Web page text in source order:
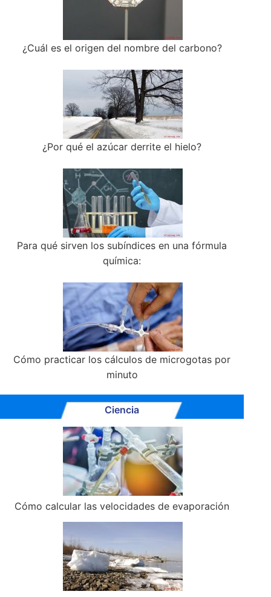
¿Cuál es el origen del nombre del carbono?
¿Por qué el azúcar derrite el hielo?
Para qué sirven los subíndices en una fórmula
química:
Cómo practicar los cálculos de microgotas por
minuto
Ciencia
Cómo calcular las velocidades de evaporación